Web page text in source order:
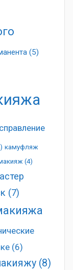
(5)
камуфляж
(4)
(7)
(6)
(8)